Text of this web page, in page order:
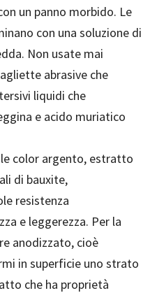
un panno morbido. Le
con una soluzione di
Non usate mai
abrasive che
liquidi che
e acido muriatico
color argento, estratto
di bauxite,
resistenza
e leggerezza. Per la
anodizzato, cioè
in superficie uno strato
che ha proprietà